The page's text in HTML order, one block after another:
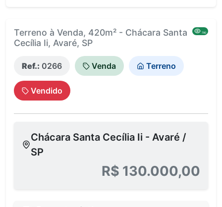
Terreno à Venda, 420m² - Chácara Santa
Cecília Ii, Avaré, SP
780
Ref.: 0266 Venda Terreno
Vendido
Chácara Santa Cecília Ii - Avaré /
SP
R$ 130.000,00